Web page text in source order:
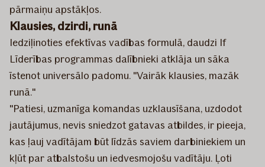
pārmaiņu apstākļos.
Klausies, dzirdi, runā
Iedziļinoties efektīvas vadības formulā, daudzi If
Līderības programmas dalībnieki atklāja un sāka
īstenot universālo padomu. "Vairāk klausies, mazāk
runā."
"Patiesi, uzmanīga komandas uzklausīšana, uzdodot
jautājumus, nevis sniedzot gatavas atbildes, ir pieeja,
kas ļauj vadītājam būt līdzās saviem darbiniekiem un
kļūt par atbalstošu un iedvesmojošu vadītāju. Ļoti